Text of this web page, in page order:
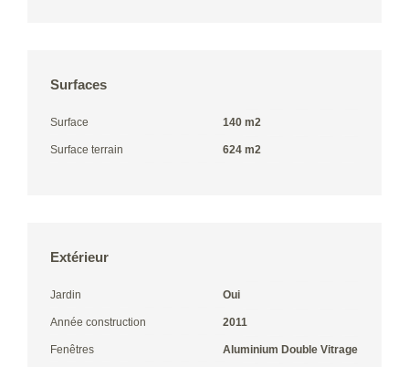
Surfaces
Surface 140 m2
Surface terrain 624 m2
Extérieur
Jardin Oui
Année construction 2011
Fenêtres Aluminium Double Vitrage